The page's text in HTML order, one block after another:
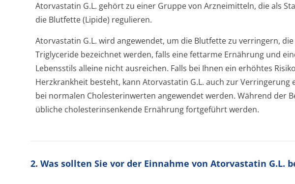
Atorvastatin G.L. gehört zu einer Gruppe von Arzneimitteln, die als
die Blutfette (Lipide) regulieren.
Atorvastatin G.L. wird angewendet, um die Blutfette zu verringern,
Triglyceride bezeichnet werden, falls eine fettarme Ernährung und
Lebensstils alleine nicht ausreichen. Falls bei Ihnen ein erhöhtes
Herzkrankheit besteht, kann Atorvastatin G.L. auch zur Verringerung
bei normalen Cholesterinwerten angewendet werden. Während der
übliche cholesterinsenkende Ernährung fortgeführt werden.
2. Was sollten Sie vor der Einnahme von Atorvastatin G.L.